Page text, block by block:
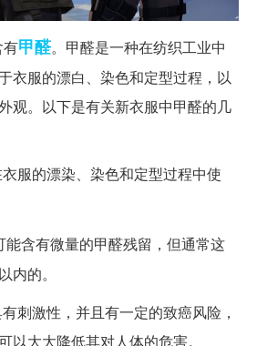
有甲醛。甲醛是一种在纺织工业中
衣服的漂白、染色和定型过程，以
观。以下是有关新衣服中甲醛的几
服的漂染、染色和定型过程中使
能含有微量的甲醛残留，但通常这
内的。
刺激性，并且有一定的致癌风险，
以大大降低其对人体的危害。